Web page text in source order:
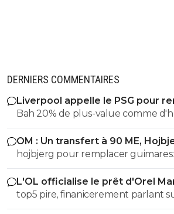
DERNIERS COMMENTAIRES
Liverpool appelle le PSG pour
Bah 20% de plus-value comme
OM : Un transfert à 90 ME,
hojbjerg pour remplacer
avant quand même
L'OL officialise le prêt d'Orel
top5 pire, finanicerement parlant
parlant on a eu des casseroles bien